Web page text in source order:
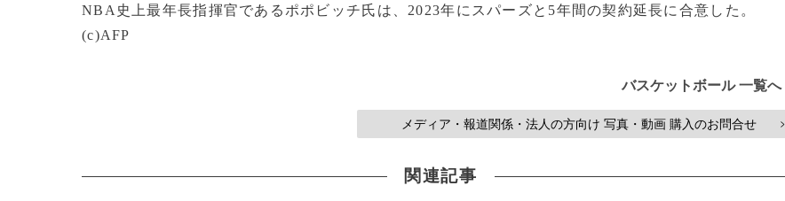
NBA史上最年長指揮官であるポポビッチ氏は、2023年にスパーズと5年間の契約延長に合意した。
(c)AFP
バスケットボール 一覧へ
メディア・報道関係・法人の方向け 写真・動画 購入のお問合せ >
関連記事